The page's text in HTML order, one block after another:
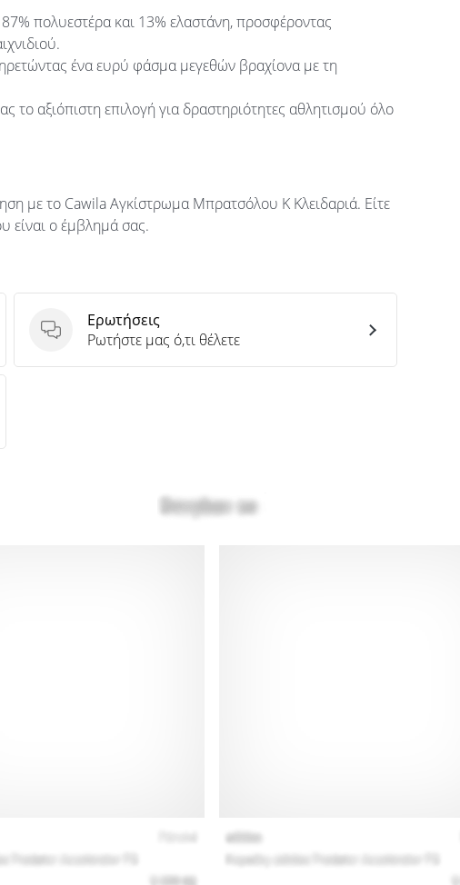
πολυεστέρα και 13% ελαστάνη, προσφέροντας
ένα ευρύ φάσμα μεγεθών βραχίονα με τη
το αξιόπιστη επιλογή για δραστηριότητες αθλητισμού όλο
με το Cawila Αγκίστρωμα Μπρατσόλου Κ Κλειδαριά. Είτε
είναι ο έμβλημά σας.
Ερωτήσεις
Ερωτήσεις
Ρωτήστε μας ό,τι θέλετε